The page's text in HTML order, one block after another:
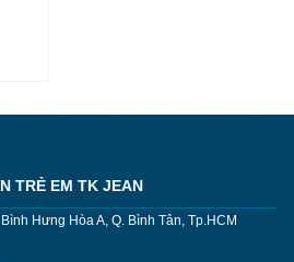
TRẺ EM TK JEAN
Hưng Hòa A, Q. Bình Tân, Tp.HCM